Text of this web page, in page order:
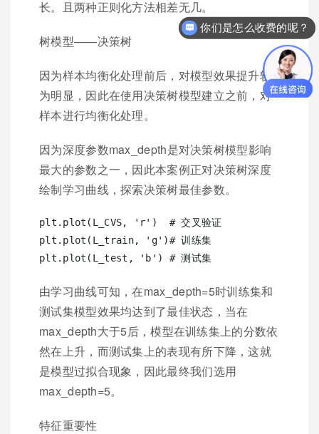
长。且两种正则化方法相差无几。
树模型——决策树
因为样本均衡化处理前后，对模型效果提升较
为明显，因此在使用决策树模型建立之前，对
样本进行均衡化处理。
因为深度参数max_depth是对决策树模型影响
最大的参数之一，因此本案例正对决策树深度
绘制学习曲线，探索决策树最佳参数。
plt.plot(L_CVS, 'r')  # 交叉验证
plt.plot(L_train, 'g')# 训练集
由学习曲线可知，在max_depth=5时训练集和
测试集模型效果均达到了最佳状态，当在
max_depth大于5后，模型在训练集上的分数依
然在上升，而测试集上的表现有所下降，这就
是模型过拟合现象，因此最终我们选用
max_depth=5。
特征重要性
你们是怎么收费的呢？